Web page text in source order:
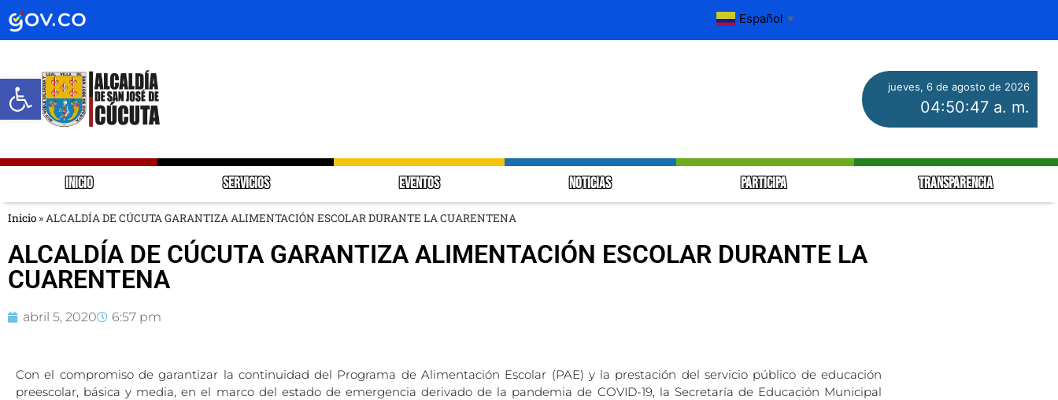
Abrir barra de herramientas
Español ▼
jueves, 6 de agosto de 2026
04:50:48 a. m.
INICIO SERVICIOS EVENTOS NOTICIAS PARTICIPA TRANSPARENCIA
Inicio » ALCALDÍA DE CÚCUTA GARANTIZA ALIMENTACIÓN ESCOLAR DURANTE LA CUARENTENA
ALCALDÍA DE CÚCUTA GARANTIZA ALIMENTACIÓN ESCOLAR DURANTE LA
CUARENTENA
abril 5, 2020 6:57 pm
Con el compromiso de garantizar la continuidad del Programa de Alimentación Escolar (PAE) y la prestación del servicio público de educación
preescolar, básica y media, en el marco del estado de emergencia derivado de la pandemia de COVID-19, la Secretaría de Educación Municipal